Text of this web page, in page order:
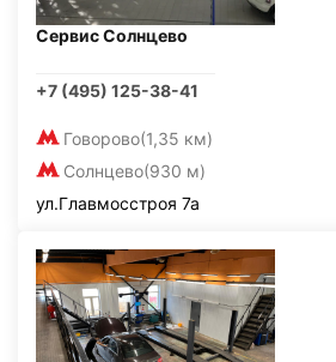
Сервис Солнцево
+7 (495) 125-38-41
Говорово(1,35 км)
Солнцево(930 м)
ул.Главмосстроя 7а